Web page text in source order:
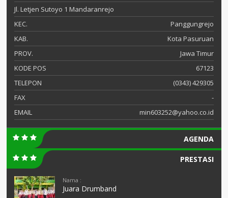
Jl. Letjen Sutoyo 1 Mandaranrejo
KEC.
Panggungrejo
KAB.
Kota Pasuruan
PROV.
Jawa Timur
KODE POS
67123
TELEPON
(0343) 429305
FAX
-
EMAIL
min603252@yahoo.co.id
AGENDA
PRESTASI
Nama :
Juara Drumband